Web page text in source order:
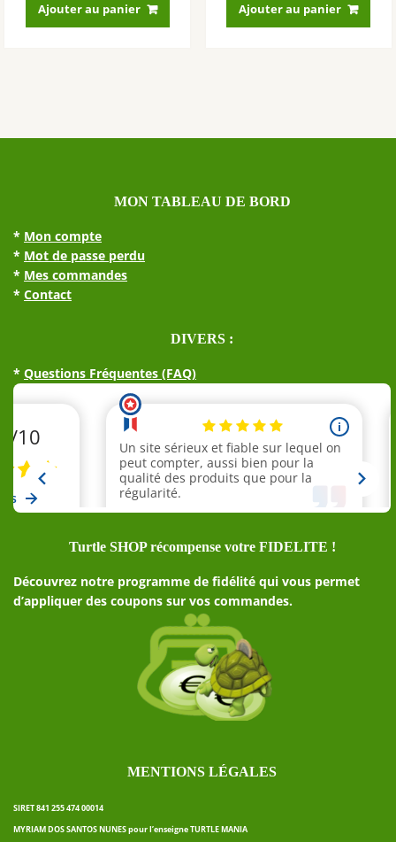
Ajouter au panier Ajouter au panier
MON TABLEAU DE BORD
* Mon compte
* Mot de passe perdu
* Mes commandes
* Contact
DIVERS :
* Questions Fréquentes (FAQ)
Turtle SHOP récompense votre FIDELITE !
Découvrez notre programme de fidélité qui vous permet
d’appliquer des coupons sur vos commandes.
MENTIONS LÉGALES
SIRET 841 255 474 00014
MYRIAM DOS SANTOS NUNES pour l’enseigne TURTLE MANIA